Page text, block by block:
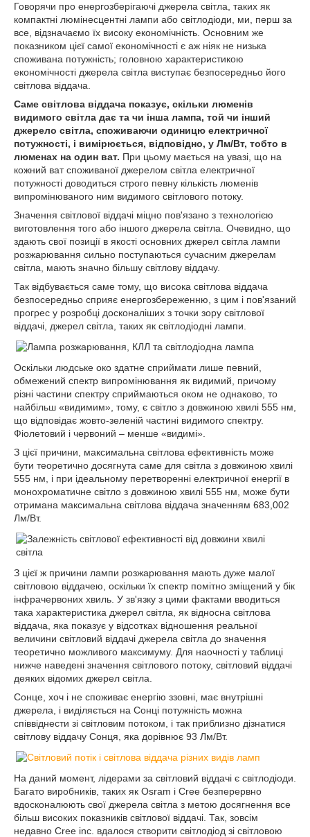
Говорячи про енергозберігаючі джерела світла, таких як
компактні люмінесцентні лампи або світлодіоди, ми, перш за
все, відзначаємо їх високу економічність. Основним же
показником цієї самої економічності є аж ніяк не низька
споживана потужність; головною характеристикою
економічності джерела світла виступає безпосередньо його
світлова віддача.
Саме світлова віддача показує, скільки люменів
видимого світла дає та чи інша лампа, той чи інший
джерело світла, споживаючи одиницю електричної
потужності, і вимірюється, відповідно, у Лм/Вт, тобто в
люменах на один ват. При цьому мається на увазі, що на
кожний ват споживаної джерелом світла електричної
потужності доводиться строго певну кількість люменів
випромінюваного ним видимого світлового потоку.
Значення світлової віддачі міцно пов'язано з технологією
виготовлення того або іншого джерела світла. Очевидно, що
здають свої позиції в якості основних джерел світла лампи
розжарювання сильно поступаються сучасним джерелам
світла, мають значно більшу світлову віддачу.
Так відбувається саме тому, що висока світлова віддача
безпосередньо сприяє енергозбереженню, з цим і пов'язаний
прогрес у розробці досконаліших з точки зору світлової
віддачі, джерел світла, таких як світлодіодні лампи.
Оскільки людське око здатне сприймати лише певний,
обмежений спектр випромінювання як видимий, причому
різні частини спектру сприймаються оком не однаково, то
найбільш «видимим», тому, є світло з довжиною хвилі 555 нм,
що відповідає жовто-зеленій частині видимого спектру.
Фіолетовий і червоний – менше «видимі».
З цієї причини, максимальна світлова ефективність може
бути теоретично досягнута саме для світла з довжиною хвилі
555 нм, і при ідеальному перетворенні електричної енергії в
монохроматичне світло з довжиною хвилі 555 нм, може бути
отримана максимальна світлова віддача значенням 683,002
Лм/Вт.
З цієї ж причини лампи розжарювання мають дуже малої
світловою віддачею, оскільки їх спектр помітно зміщений у бік
інфрачервоних хвиль. У зв'язку з цими фактами вводиться
така характеристика джерел світла, як відносна світлова
віддача, яка показує у відсотках відношення реальної
величини світловий віддачі джерела світла до значення
теоретично можливого максимуму. Для наочності у таблиці
нижче наведені значення світлового потоку, світловий віддачі
деяких відомих джерел світла.
Сонце, хоч і не споживає енергію ззовні, має внутрішні
джерела, і виділяється на Сонці потужність можна
співвіднести зі світловим потоком, і так приблизно дізнатися
світлову віддачу Сонця, яка дорівнює 93 Лм/Вт.
На даний момент, лідерами за світловий віддачі є світлодіоди.
Багато виробників, таких як Osram і Cree безперервно
вдосконалюють свої джерела світла з метою досягнення все
більш високих показників світлової віддачі. Так, зовсім
недавно Cree inc. вдалося створити світлодіод зі світловою